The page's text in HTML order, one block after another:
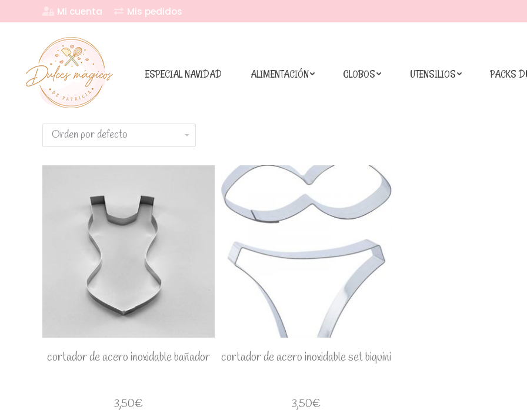
Mi cuenta Mis pedidos
ESPECIAL NAVIDAD ALIMENTACIÓN GLOBOS UTENSILIOS PACKS
cortador de acero inoxidable bañador
3,50€
cortador de acero inoxidable set biquini
3,50€